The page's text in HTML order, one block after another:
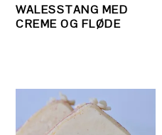
WALESSTANG MED
CREME OG FLØDE